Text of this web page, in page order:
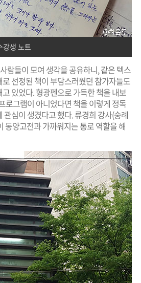
강생 노트
람들이 모여 생각을 공유하니, 같은 텍스
선정된 책이 부담스러웠던 참가자들도
있었다. 형광펜으로 가득한 책을 내보
로그램이 아니었다면 책을 이렇게 정독
심이 생겼다고 했다. 류경희 강사(숭례
동양고전과 가까워지는 통로 역할을 해